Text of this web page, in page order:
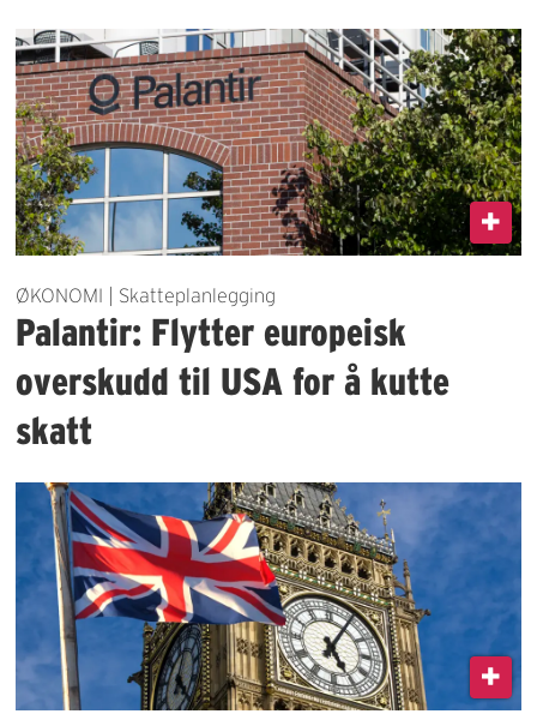
ØKONOMI | Skatteplanlegging
Palantir: Flytter europeisk
overskudd til USA for å kutte
skatt